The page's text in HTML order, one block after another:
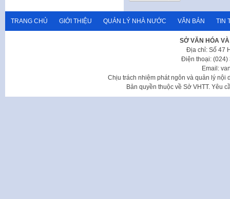
TRANG CHỦ GIỚI THIỆU QUẢN LÝ NHÀ NƯỚC VĂN BẢN TIN
SỞ VĂN HÓA
Địa chỉ: Số 47
Điện thoại: (024)
Email:
Chịu trách nhiệm phát ngôn và quản lý nội
Bản quyền thuộc về Sở VHTT. Yêu